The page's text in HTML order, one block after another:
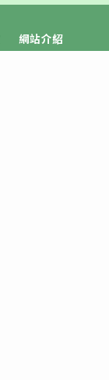
網站介紹